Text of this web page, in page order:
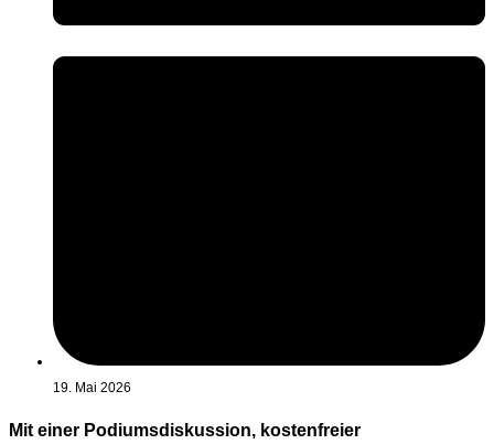
19. Mai 2026
Mit einer Podiumsdiskussion, kostenfreier